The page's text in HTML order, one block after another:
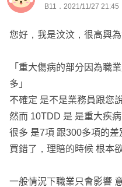
B11．2021/11/27 21:45
您好，我是汶汶，很高興為
「重大傷病的部分因為職
多」
不確定 是不是業務員跟您
然而 10TDD 是 是重大疾
很多 是7項 跟300多項的差
買錯了，理賠的時候 根本
一般情況下職業只會影響